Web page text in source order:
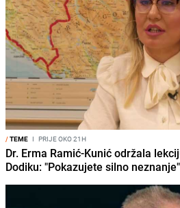
/TEME I PRIJE OKO 21H
Dr. Erma Ramić-Kunić održala
Dodiku: "Pokazujete silno neznanje"